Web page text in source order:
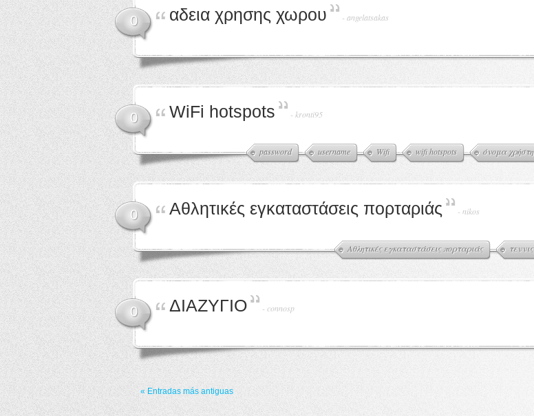
0 αδεια χρησης χωρου - angelatsakas
0 WiFi hotspots - kronti95
password username Wifi wifi hotspots όνομα χρήστη
0 Αθλητικές εγκαταστάσεις πορταριάς - nikos
Αθλητικές εγκαταστάσεις πορταριάς τεννις
0 ΔΙΑΖΥΓΙΟ - connosp
« Entradas más antiguas